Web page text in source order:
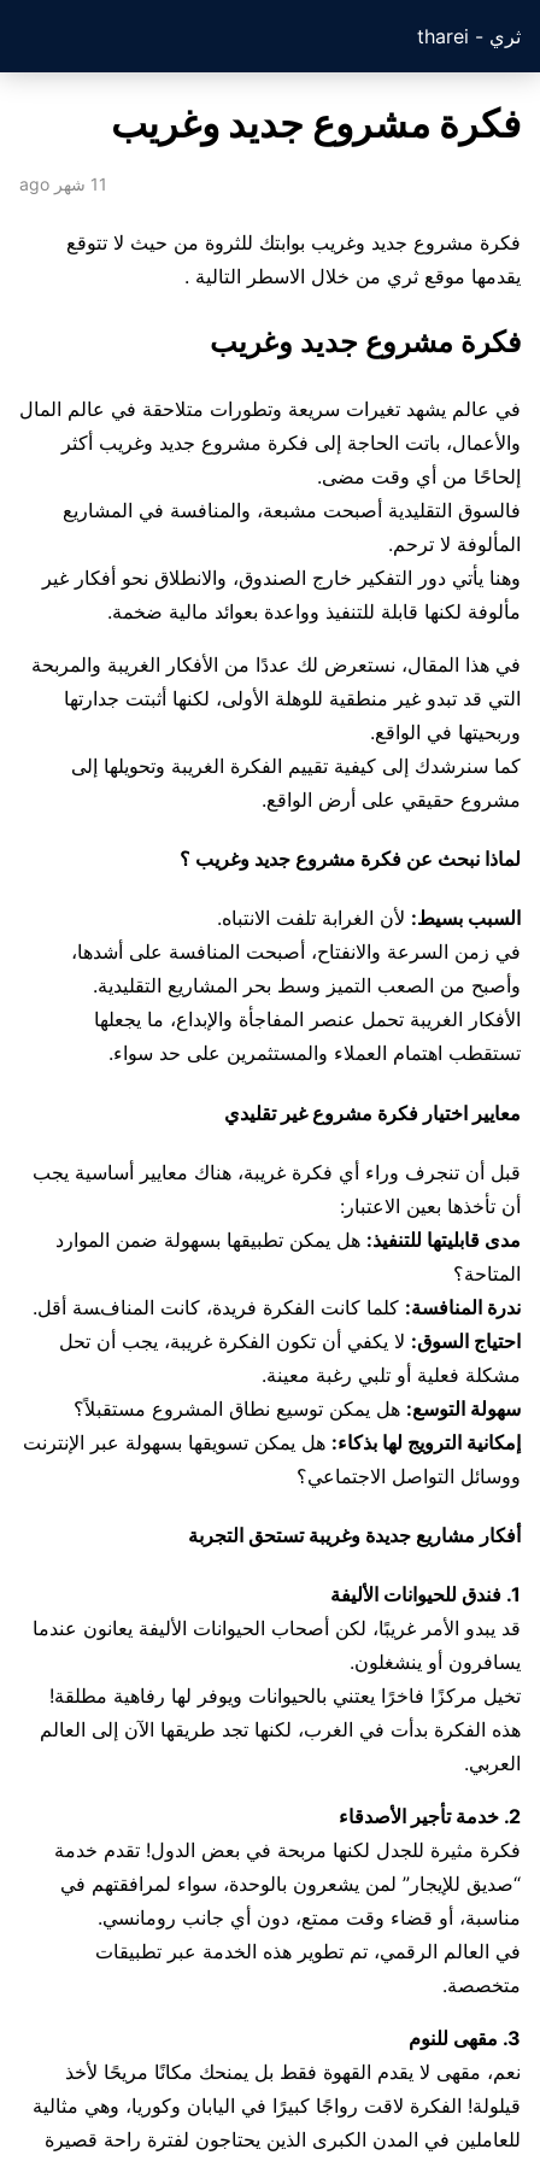
ثري - tharei
فكرة مشروع جديد وغريب
11 شهر ago
فكرة مشروع جديد وغريب بوابتك للثروة من حيث لا تتوقع
يقدمها موقع ثري من خلال الاسطر التالية .
فكرة مشروع جديد وغريب
في عالم يشهد تغيرات سريعة وتطورات متلاحقة في عالم المال
والأعمال، باتت الحاجة إلى فكرة مشروع جديد وغريب أكثر
إلحاحًا من أي وقت مضى.
فالسوق التقليدية أصبحت مشبعة، والمنافسة في المشاريع
المألوفة لا ترحم.
وهنا يأتي دور التفكير خارج الصندوق، والانطلاق نحو أفكار غير
مألوفة لكنها قابلة للتنفيذ وواعدة بعوائد مالية ضخمة.
في هذا المقال، نستعرض لك عددًا من الأفكار الغريبة والمربحة
التي قد تبدو غير منطقية للوهلة الأولى، لكنها أثبتت جدارتها
وربحيتها في الواقع.
كما سنرشدك إلى كيفية تقييم الفكرة الغريبة وتحويلها إلى
مشروع حقيقي على أرض الواقع.
لماذا نبحث عن فكرة مشروع جديد وغريب ؟
السبب بسيط: لأن الغرابة تلفت الانتباه.
في زمن السرعة والانفتاح، أصبحت المنافسة على أشدها،
وأصبح من الصعب التميز وسط بحر المشاريع التقليدية.
الأفكار الغريبة تحمل عنصر المفاجأة والإبداع، ما يجعلها
تستقطب اهتمام العملاء والمستثمرين على حد سواء.
معايير اختيار فكرة مشروع غير تقليدي
قبل أن تنجرف وراء أي فكرة غريبة، هناك معايير أساسية يجب
أن تأخذها بعين الاعتبار:
مدى قابليتها للتنفيذ: هل يمكن تطبيقها بسهولة ضمن الموارد
المتاحة؟
ندرة المنافسة: كلما كانت الفكرة فريدة، كانت المنافسة أقل.
احتياج السوق: لا يكفي أن تكون الفكرة غريبة، يجب أن تحل
مشكلة فعلية أو تلبي رغبة معينة.
سهولة التوسع: هل يمكن توسيع نطاق المشروع مستقبلاً؟
إمكانية الترويج لها بذكاء: هل يمكن تسويقها بسهولة عبر الإنترنت
ووسائل التواصل الاجتماعي؟
أفكار مشاريع جديدة وغريبة تستحق التجربة
1. فندق للحيوانات الأليفة
قد يبدو الأمر غريبًا، لكن أصحاب الحيوانات الأليفة يعانون عندما
يسافرون أو ينشغلون.
تخيل مركزًا فاخرًا يعتني بالحيوانات ويوفر لها رفاهية مطلقة!
هذه الفكرة بدأت في الغرب، لكنها تجد طريقها الآن إلى العالم
العربي.
2. خدمة تأجير الأصدقاء
فكرة مثيرة للجدل لكنها مربحة في بعض الدول! تقدم خدمة
“صديق للإيجار” لمن يشعرون بالوحدة، سواء لمرافقتهم في
مناسبة، أو قضاء وقت ممتع، دون أي جانب رومانسي.
في العالم الرقمي، تم تطوير هذه الخدمة عبر تطبيقات
متخصصة.
3. مقهى للنوم
نعم، مقهى لا يقدم القهوة فقط بل يمنحك مكانًا مريحًا لأخذ
قيلولة! الفكرة لاقت رواجًا كبيرًا في اليابان وكوريا، وهي مثالية
للعاملين في المدن الكبرى الذين يحتاجون لفترة راحة قصيرة